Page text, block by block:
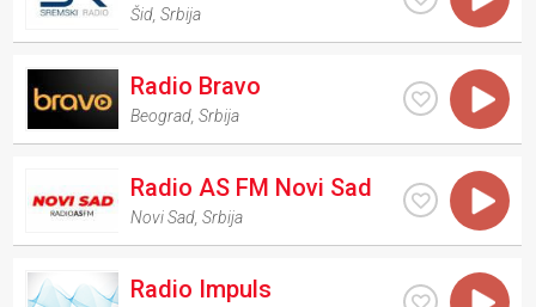
Šid ,Srbija
Radio Bravo
Beograd ,Srbija
Radio AS FM Novi Sad
Novi Sad ,Srbija
Radio Impuls